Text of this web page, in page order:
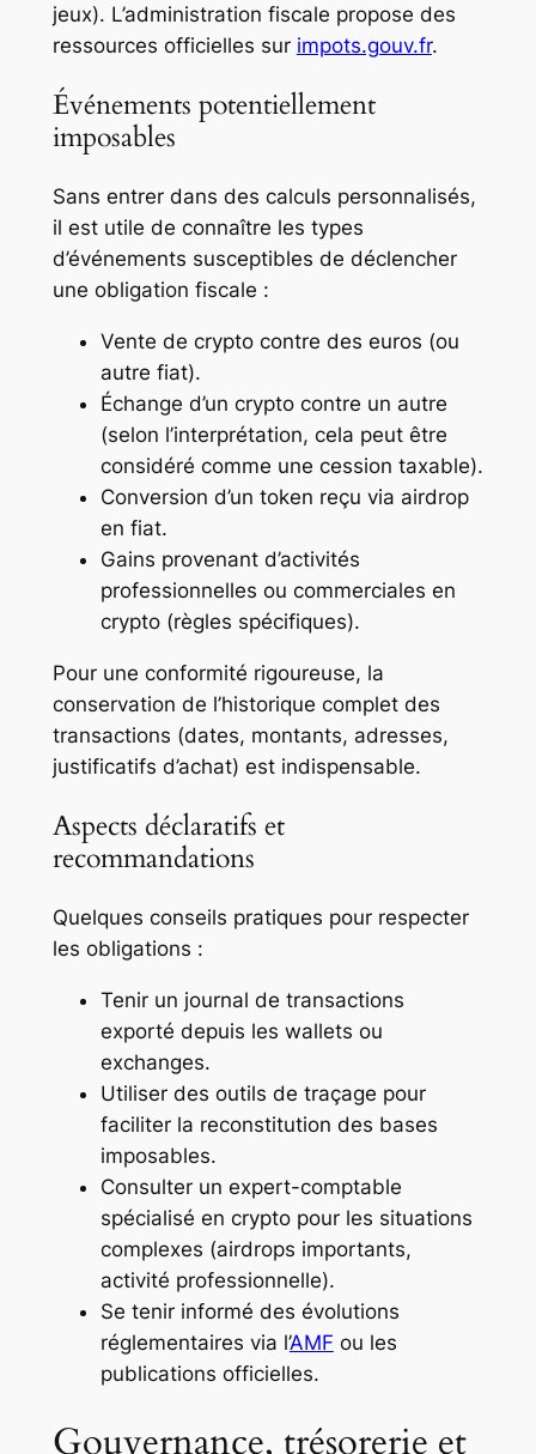
jeux). L’administration fiscale propose des
ressources officielles sur impots.gouv.fr.
Événements potentiellement
imposables
Sans entrer dans des calculs personnalisés,
il est utile de connaître les types
d’événements susceptibles de déclencher
une obligation fiscale :
Vente de crypto contre des euros (ou
autre fiat).
Échange d’un crypto contre un autre
(selon l’interprétation, cela peut être
considéré comme une cession taxable).
Conversion d’un token reçu via airdrop
en fiat.
Gains provenant d’activités
professionnelles ou commerciales en
crypto (règles spécifiques).
Pour une conformité rigoureuse, la
conservation de l’historique complet des
transactions (dates, montants, adresses,
justificatifs d’achat) est indispensable.
Aspects déclaratifs et
recommandations
Quelques conseils pratiques pour respecter
les obligations :
Tenir un journal de transactions
exporté depuis les wallets ou
exchanges.
Utiliser des outils de traçage pour
faciliter la reconstitution des bases
imposables.
Consulter un expert-comptable
spécialisé en crypto pour les situations
complexes (airdrops importants,
activité professionnelle).
Se tenir informé des évolutions
réglementaires via l’AMF ou les
publications officielles.
Gouvernance, trésorerie et